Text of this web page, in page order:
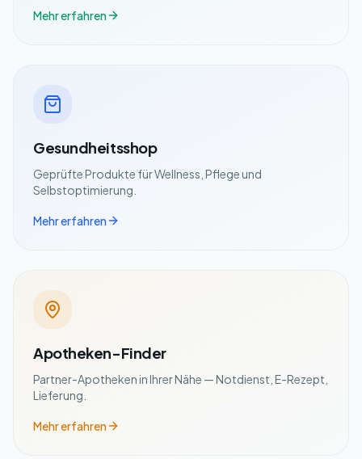
Mehr erfahren
Gesundheitsshop
Geprüfte Produkte für Wellness, Pflege und
Selbstoptimierung.
Mehr erfahren
Apotheken-Finder
Partner-Apotheken in Ihrer Nähe — Notdienst, E-Rezept,
Lieferung.
Mehr erfahren